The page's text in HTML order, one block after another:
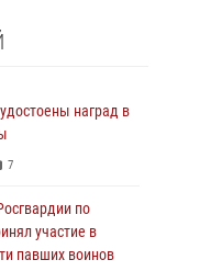
наград в
7
по
участие в
павших воинов